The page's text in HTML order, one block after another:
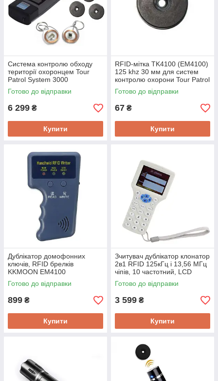
Система контролю обходу
території охоронцем Tour
Patrol System 3000
Готово до відправки
6 299 ₴
Купити
RFID-мітка TK4100 (EM4100)
125 khz 30 мм для систем
контролю охорони Tour Patrol
System
Готово до відправки
67 ₴
Купити
Дублікатор домофонних
ключів, RFID брелків
KKMOON EM4100
Готово до відправки
899 ₴
Купити
Зчитувач дублікатор клонатор
2в1 RFID 125кГц і 13,56 МГц
чіпів, 10 частотний, LCD
дисплей KKMOON 2014FR
Готово до відправки
3 599 ₴
Купити